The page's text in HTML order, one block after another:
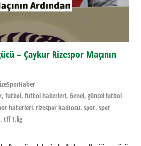
– Çaykur Rizespor Maçının
,futbol,futbol haberleri,Genel,güncel futbol
haberleri, rizespor kadrosu, spor, spor
, tff 1.lig